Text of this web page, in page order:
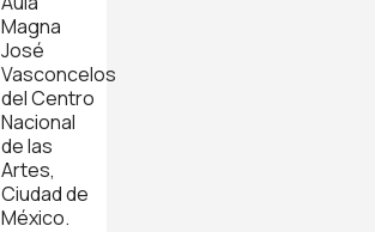
Magna
José
Vasconcelos
del Centro
Nacional
de las
Artes,
Ciudad de
México.